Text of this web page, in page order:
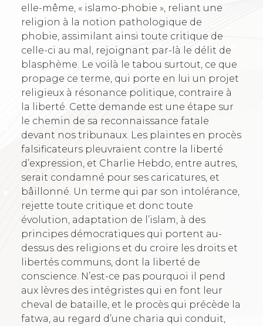
elle-même, « islamo-phobie », reliant une
religion à la notion pathologique de
phobie, assimilant ainsi toute critique de
celle-ci au mal, rejoignant par-là le délit de
blasphème. Le voilà le tabou surtout, ce que
propage ce terme, qui porte en lui un projet
religieux à résonance politique, contraire à
la liberté. Cette demande est une étape sur
le chemin de sa reconnaissance fatale
devant nos tribunaux. Les plaintes en procès
falsificateurs pleuvraient contre la liberté
d’expression, et Charlie Hebdo, entre autres,
serait condamné pour ses caricatures, et
bâillonné. Un terme qui par son intolérance,
rejette toute critique et donc toute
évolution, adaptation de l’islam, à des
principes démocratiques qui portent au-
dessus des religions et du croire les droits et
libertés communs, dont la liberté de
conscience. N’est-ce pas pourquoi il pend
aux lèvres des intégristes qui en font leur
cheval de bataille, et le procès qui précède la
fatwa, au regard d’une charia qui conduit,